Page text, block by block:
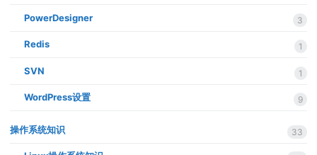
PowerDesigner 3
Redis 1
SVN 1
WordPress设置 9
操作系统知识 33